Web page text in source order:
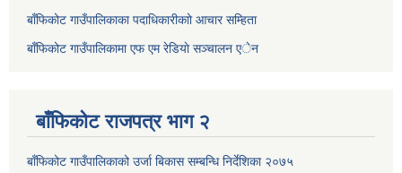
बाँफिकोट गाउँपालिकाका पदाधिकारीकाो आचार सम्हिता
बाँफिकोट गाउँपालिकामा एफ एम रेडियाे सञ्चालन एेन
बाँफिकोट राजपत्र भाग २
बाँफिकोट गाउँपालिकाको उर्जा बिकास सम्बन्धि निर्देशिका २०७५